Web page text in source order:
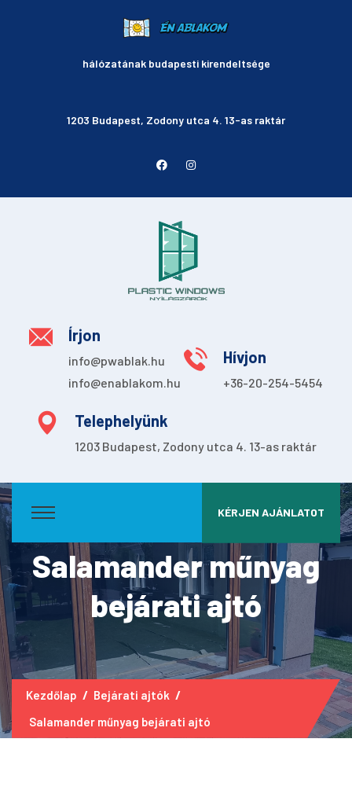
hálózatának budapesti kirendeltsége
1203 Budapest, Zodony utca 4. 13-as raktár
Írjon
info@pwablak.hu
info@enablakom.hu
Hívjon
+36-20-254-5454
Telephelyünk
1203 Budapest, Zodony utca 4. 13-as raktár
KÉRJEN AJÁNLATOT
Salamander műnyag
bejárati ajtó
Kezdőlap
Bejárati ajtók
Salamander műnyag bejárati ajtó